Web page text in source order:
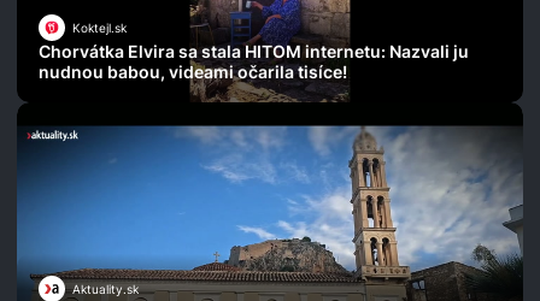
Koktejl.sk
Chorvátka Elvira sa stala HITOM internetu: Nazvali ju
nudnou babou, videami očarila tisíce!
Aktuality.sk